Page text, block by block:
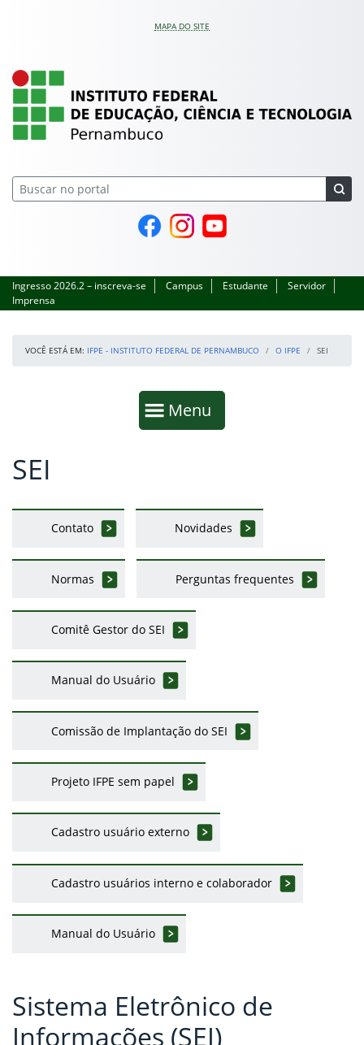
MAPA DO SITE
IFPE – Instituto
Página do Facebook
Perfil no Instagram
Canal no YouTube
Ingresso 2026.2 – inscreva-se Campus Estudante
Servidor
Imprensa
VOCÊ ESTÁ EM: IFPE - INSTITUTO FEDERAL DE PERNAMBUCO O IFPE SEI
Mostrar
Menu
Fim da navegação
Início do conteúdo
SEI
Contato Novidades
Normas Perguntas frequentes
Comitê Gestor do SEI
Manual do Usuário
Comissão de Implantação do SEI
Projeto IFPE sem papel
Cadastro usuário externo
Cadastro usuários interno e colaborador
Manual do Usuário
Sistema Eletrônico de
Informações (SEI)